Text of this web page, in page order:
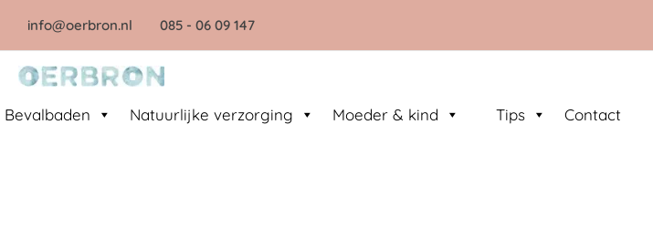
de
inhoud
info@oerbron.nl 085 - 06 09 147
Bevalbaden Natuurlijke verzorging Moeder & kind Tips Contact